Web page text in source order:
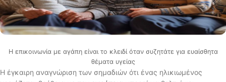
Η επικοινωνία με αγάπη είναι το κλειδί όταν συζητάτε για ευαίσθητα
θέματα υγείας
Η έγκαιρη αναγνώριση των σημαδιών ότι ένας ηλικιωμένος